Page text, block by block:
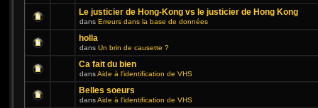
Le justicier de Hong-Kong vs le justicier de Hong Kong
dans Erreurs dans la base de données
holla
dans Un brin de causette ?
Ca fait du bien
dansAide à l'identification de VHS
Belles soeurs
dansAide à l'identification de VHS